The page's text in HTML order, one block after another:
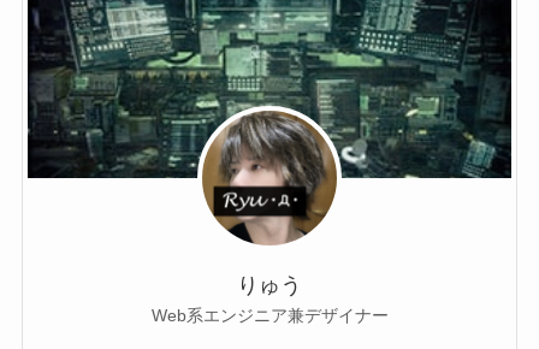
りゅう
Web系エンジニア兼デザイナー